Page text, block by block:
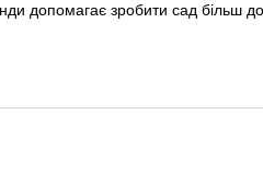
допомагає зробити сад більш